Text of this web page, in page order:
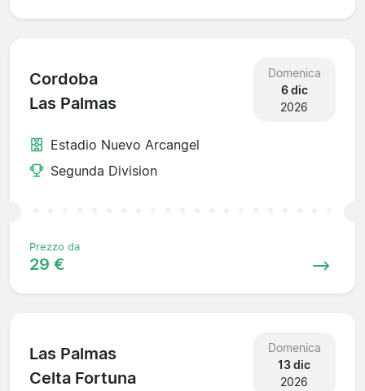
Cordoba
Las Palmas
Domenica
6 dic
2026
Estadio Nuevo Arcangel
Segunda Division
Prezzo da
29 €
Las Palmas
Celta Fortuna
Domenica
13 dic
2026